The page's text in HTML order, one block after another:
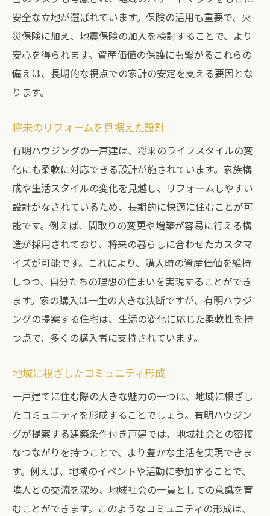
安全な立地が選ばれています。保険の活用も重要で、火
災保険に加え、地震保険の加入を検討することで、より
安心を得られます。資産価値の保護にも繋がるこれらの
備えは、長期的な視点での家計の安定を支える要因とな
ります。
将来のリフォームを見据えた設計
有明ハウジングの一戸建は、将来のライフスタイルの変
化にも柔軟に対応できる設計が施されています。家族構
成や生活スタイルの変化を見越し、リフォームしやすい
設計がなされているため、長期的に快適に住むことが可
能です。例えば、間取りの変更や増築が容易に行える構
造が採用されており、将来の暮らしに合わせたカスタマ
イズが可能です。これにより、購入時の資産価値を維持
しつつ、自分たちの理想の住まいを実現することができ
ます。家の購入は一生の大きな決断ですが、有明ハウジ
ングの提案する住宅は、生活の変化に応じた柔軟性を持
つ点で、多くの購入者に支持されています。
地域に根ざしたコミュニティ形成
一戸建てに住む際の大きな魅力の一つは、地域に根ざし
たコミュニティを形成することでしょう。有明ハウジン
グが提案する建築条件付き戸建では、地域社会との密接
なつながりを持つことで、より豊かな生活を実現できま
す。例えば、地域のイベントや活動に参加することで、
隣人との交流を深め、地域社会の一員としての意識を育
むことができます。このようなコミュニティの形成は、